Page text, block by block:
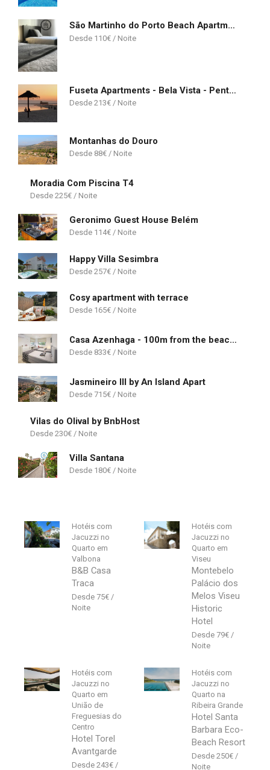
São Martinho do Porto Beach Apartment
110€
Fuseta Apartments - Bela Vista - Penthouse
213€
Montanhas do Douro
88€
Moradia Com Piscina T4
225€
Geronimo Guest House Belém
114€
Happy Villa Sesimbra
257€
Cosy apartment with terrace
165€
Casa Azenhaga - 100m from the beach - magnificent 3 bedroom villa sleeps 8 with amazing sea views
833€
Jasmineiro III by An Island Apart
715€
Vilas do Olival by BnbHost
230€
Villa Santana
180€
Hotéis com
Jacuzzi no
Quarto em
Valbona
B&B Casa
Traca
75€
Hotéis com
Jacuzzi no
Quarto em
Viseu
Montebelo
Palácio dos
Melos Viseu
Historic
Hotel
79€
Hotéis com
Jacuzzi no
Quarto em
União de
Freguesias do
Centro
Hotel Torel
Avantgarde
243€
Hotéis com
Jacuzzi no
Quarto na
Ribeira Grande
Hotel Santa
Barbara Eco-
Beach Resort
250€